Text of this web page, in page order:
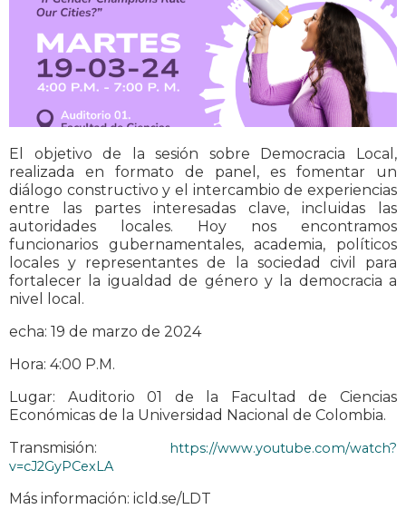
El objetivo de la sesión sobre Democracia Local,
realizada en formato de panel, es fomentar un
diálogo constructivo y el intercambio de experiencias
entre las partes interesadas clave, incluidas las
autoridades locales. Hoy nos encontramos
funcionarios gubernamentales, academia, políticos
locales y representantes de la sociedad civil para
fortalecer la igualdad de género y la democracia a
nivel local.
echa: 19 de marzo de 2024
Hora: 4:00 P.M.
Lugar: Auditorio 01 de la Facultad de Ciencias
Económicas de la Universidad Nacional de Colombia.
Transmisión: https://www.youtube.com/watch?
v=cJ2GyPCexLA
Más información: icld.se/LDT